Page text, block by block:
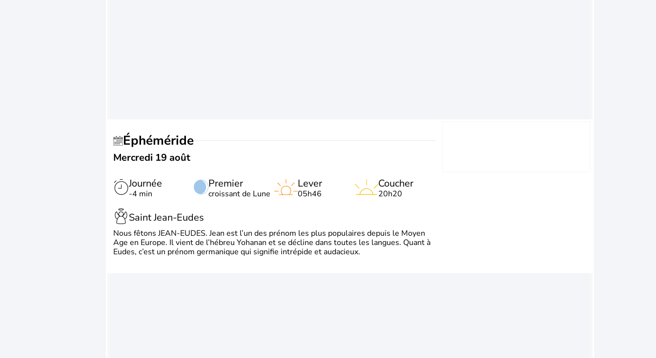
Éphéméride
Mercredi 19 août
Journée
-4 min
Premier
croissant de Lune
Lever
05h46
Coucher
20h20
Saint Jean-Eudes
Nous fêtons JEAN-EUDES. Jean est l’un des prénom les plus populaires depuis le Moyen
Age en Europe. Il vient de l’hébreu Yohanan et se décline dans toutes les langues. Quant à
Eudes, c’est un prénom germanique qui signifie intrépide et audacieux.